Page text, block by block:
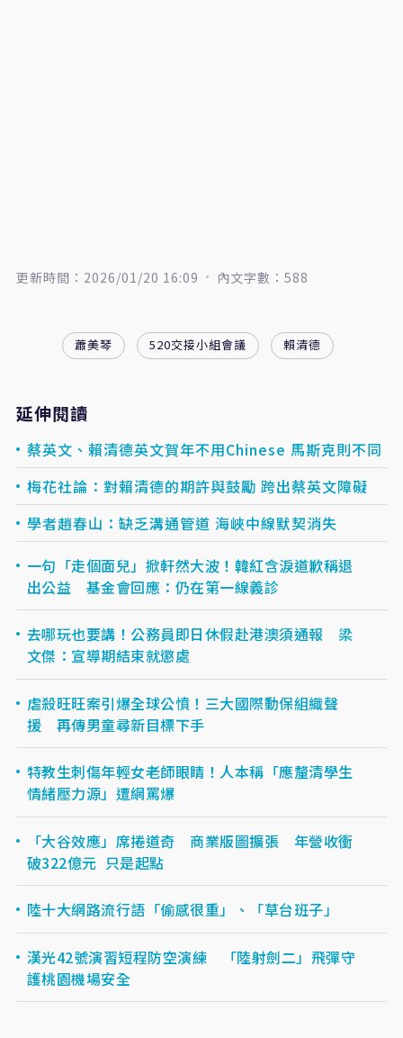
更新時間：2026/01/20 16:09 內文字數：588
蕭美琴 520交接小組會議 賴清德
延伸閱讀
蔡英文、賴清德英文賀年不用Chinese 馬斯克則不同
梅花社論：對賴清德的期許與鼓勵 跨出蔡英文障礙
學者趙春山：缺乏溝通管道 海峽中線默契消失
一句「走個面兒」掀軒然大波！韓紅含淚道歉稱退
出公益 基金會回應：仍在第一線義診
去哪玩也要講！公務員即日休假赴港澳須通報 梁
文傑：宣導期結束就懲處
虐殺旺旺案引爆全球公憤！三大國際動保組織聲
援 再傳男童尋新目標下手
特教生刺傷年輕女老師眼睛！人本稱「應釐清學生
情緒壓力源」遭網罵爆
「大谷效應」席捲道奇 商業版圖擴張 年營收衝
破322億元 只是起點
陸十大網路流行語「偷感很重」、「草台班子」
漢光42號演習短程防空演練 「陸射劍二」飛彈守
護桃園機場安全